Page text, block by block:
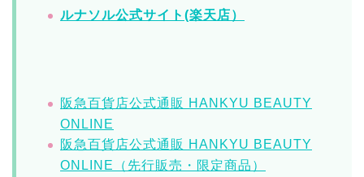
ルナソル公式サイト(楽天店）
阪急百貨店公式通販 HANKYU BEAUTY
ONLINE
阪急百貨店公式通販 HANKYU BEAUTY
ONLINE（先行販売・限定商品）